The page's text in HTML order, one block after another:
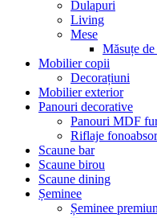
Dulapuri
Living
Mese
Măsuțe de
Mobilier copii
Decorațiuni
Mobilier exterior
Panouri decorative
Panouri MDF
Riflaje
Scaune bar
Scaune birou
Scaune dining
Șeminee
Șeminee